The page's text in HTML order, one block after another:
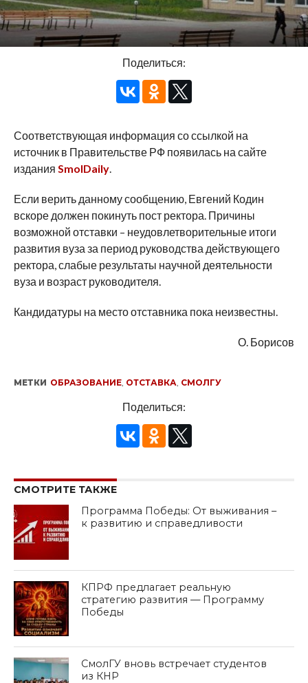
Поделиться:
Соответствующая информация со ссылкой на
источник в Правительстве РФ появилась на сайте
издания SmolDaily.
Если верить данному сообщению, Евгений Кодин
вскоре должен покинуть пост ректора. Причины
возможной отставки – неудовлетворительные итоги
развития вуза за период руководства действующего
ректора, слабые результаты научной деятельности
вуза и возраст руководителя.
Кандидатуры на место отставника пока неизвестны.
О. Борисов
МЕТКИ ОБРАЗОВАНИЕ, ОТСТАВКА СМОЛГУ
Поделиться:
СМОТРИТЕ ТАКЖЕ
Программа Победы: От выживания –
к развитию и справедливости
КПРФ предлагает реальную
стратегию развития — Программу
Победы
СмолГУ вновь встречает студентов
из КНР